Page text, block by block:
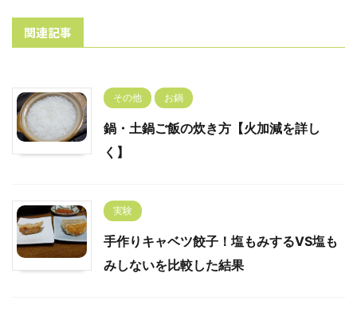
関連記事
その他 お鍋
鍋・土鍋ご飯の炊き方【火加減を詳し
く】
実験
手作りキャベツ餃子！塩もみするVS塩も
みしないを比較した結果